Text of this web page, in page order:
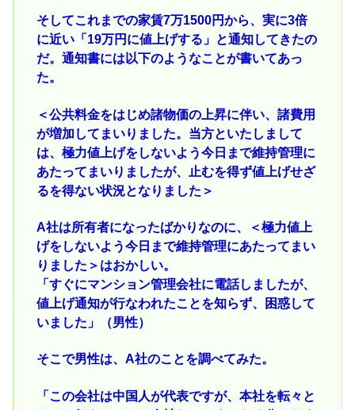
そしてこれまでの家賃7万1500円から、実に3倍
に近い「19万円に値上げする」と通知してきたの
だ。通知書には以下のようなことが書いてあっ
た。
＜公共料金をはじめ諸物価の上昇に伴い、諸費用
が増加してまいりました。当方といたしまして
は、極力値上げをしないよう今日まで維持管理に
あたってまいりましたが、止むを得ず値上げせざ
るを得ない状況となりました＞
A社は所有者になったばかりなのに、＜極力値上
げをしないよう今日まで維持管理にあたってまい
りました＞はおかしい。
「すぐにマンション管理会社に電話しましたが、
値上げ通知が行なわれたことを知らず、困惑して
いました」（男性）
そこで男性は、A社のことを調べてみた。
「この会社は中国人が代表ですが、本社を転々と